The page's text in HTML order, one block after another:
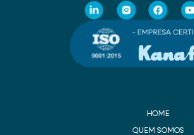
HOME
QUEM SOMOS